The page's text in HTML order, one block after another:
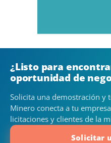
¿Listo para
oportunidad de
Solicita una demostración y
Minero conecta a tu
licitaciones y clientes de la
Solicitar